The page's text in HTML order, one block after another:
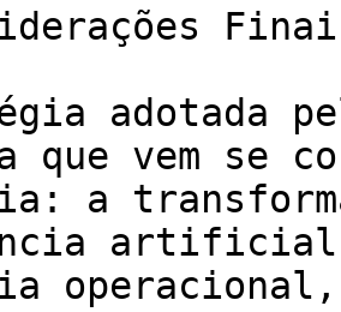
adotada
que vem se
a
artificial
operacional,